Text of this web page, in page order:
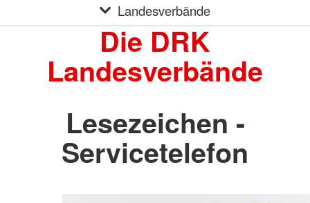
Landesverbände
Die DRK
Landesverbände
Lesezeichen -
Servicetelefon